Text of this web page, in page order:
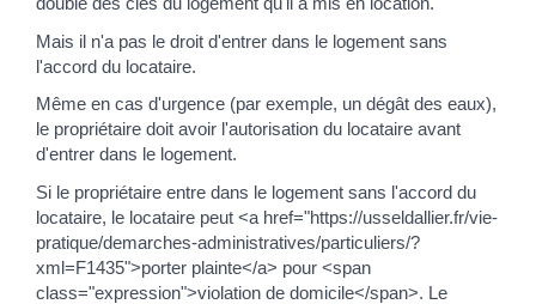
Mais il n'a pas le droit d'entrer dans le logement sans
l'accord du locataire.
Même en cas d'urgence (par exemple, un dégât des eaux),
le propriétaire doit avoir l'autorisation du locataire avant
d'entrer dans le logement.
Si le propriétaire entre dans le logement sans l'accord du
locataire, le locataire peut <a href="https://usseldallier.fr/vie-
pratique/demarches-administratives/particuliers/?
xml=F1435">porter plainte</a> pour <span
class="expression">violation de domicile</span>. Le